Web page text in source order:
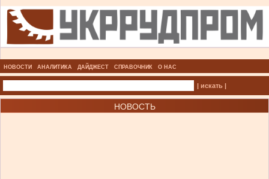
НОВОСТИ АНАЛИТИКА ДАЙДЖЕСТ СПРАВОЧНИК О НАС
| искать |
НОВОСТЬ